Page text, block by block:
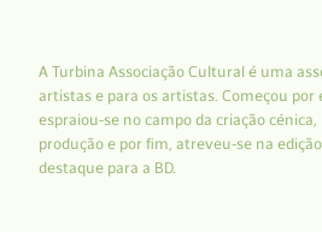
A Turbina Associação Cultural é uma
artistas e para os artistas. Começou por
espraiou-se no campo da criação
produção e por fim, atreveu-se na
destaque para a BD.